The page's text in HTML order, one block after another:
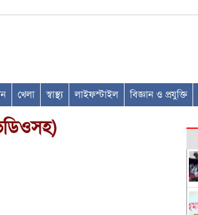
খেলা স্বাস্থ্য লাইফস্টাইল বিজ্ঞান ও প্রযুক্তি